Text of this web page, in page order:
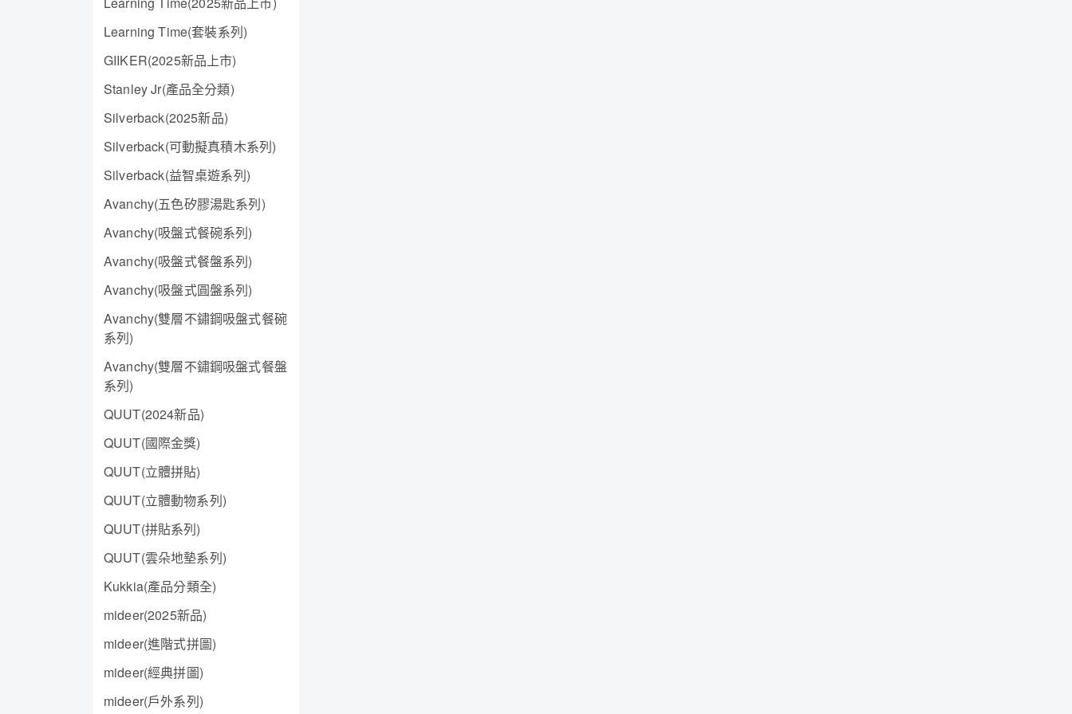
Learning Time(套裝系列)
GIIKER(2025新品上市)
Stanley Jr(產品全分類)
Silverback(2025新品)
Silverback(可動擬真積木系列)
Silverback(益智桌遊系列)
Avanchy(五色矽膠湯匙系列)
Avanchy(吸盤式餐碗系列)
Avanchy(吸盤式餐盤系列)
Avanchy(吸盤式圓盤系列)
Avanchy(雙層不鏽鋼吸盤式餐碗
系列)
Avanchy(雙層不鏽鋼吸盤式餐盤
系列)
QUUT(2024新品)
QUUT(國際金獎)
QUUT(立體拼貼)
QUUT(立體動物系列)
QUUT(拼貼系列)
QUUT(雲朵地墊系列)
Kukkia(產品分類全)
mideer(2025新品)
mideer(進階式拼圖)
mideer(經典拼圖)
mideer(戶外系列)